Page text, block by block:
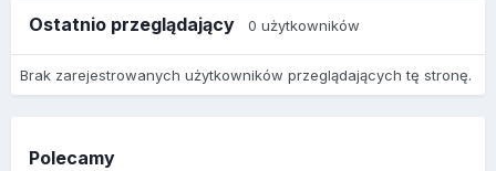
Ostatnio przeglądający 0 użytkowników
Brak zarejestrowanych użytkowników przeglądających tę stronę.
Polecamy